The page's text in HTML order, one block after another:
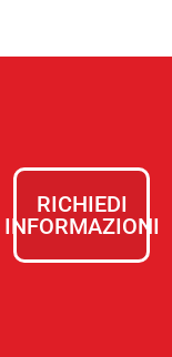
RICHIEDI
INFORMAZIONI